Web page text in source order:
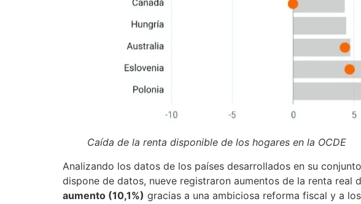
Caída de la renta disponible de los hogares en la OCDE
Analizando los datos de los países desarrollados en su
dispone de datos, nueve registraron aumentos de la renta real
aumento (10,1%) gracias a una ambiciosa reforma fiscal y a